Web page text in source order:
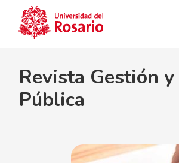
Revista Gestión
Pública